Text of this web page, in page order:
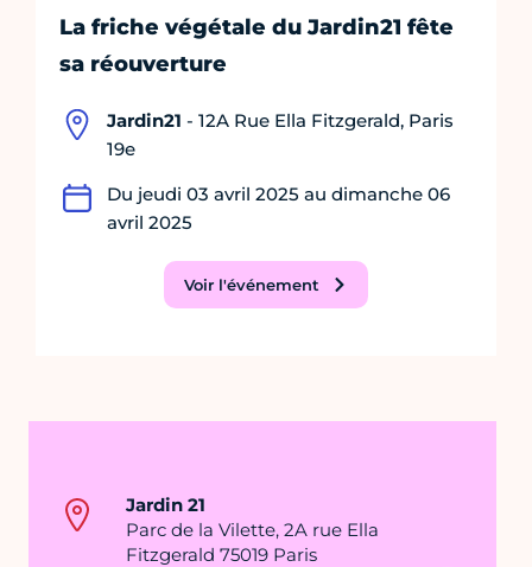
La friche végétale du Jardin21 fête
sa réouverture
Jardin21 - 12A Rue Ella Fitzgerald, Paris
19e
Du jeudi 03 avril 2025 au dimanche 06
avril 2025
Voir l'événement
Jardin 21
Parc de la Vilette, 2A rue Ella
Fitzgerald 75019 Paris